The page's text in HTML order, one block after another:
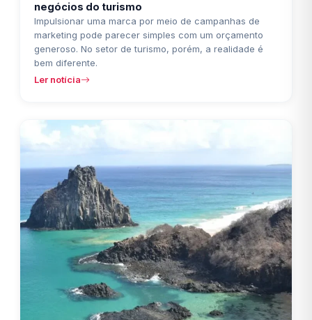
negócios do turismo
Impulsionar uma marca por meio de campanhas de
marketing pode parecer simples com um orçamento
generoso. No setor de turismo, porém, a realidade é
bem diferente.
Ler notícia